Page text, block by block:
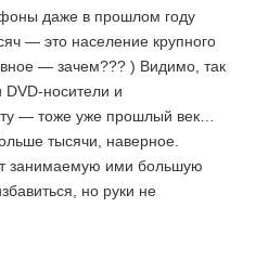
даже в прошлом году
— это население крупного
— зачем??? ) Видимо, так
носители и
— тоже уже прошлый век…
тысячи, наверное.
занимаемую ими большую
но руки не